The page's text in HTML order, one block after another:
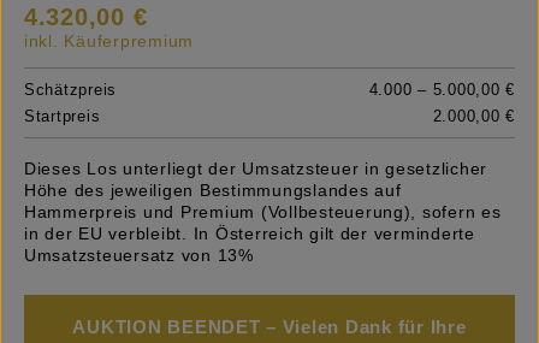
4.320,00 €
inkl. Käuferpremium
Schätzpreis
4.000 – 5.000,00 €
Startpreis
2.000,00 €
Dieses Los unterliegt der Umsatzsteuer in gesetzlicher
Höhe des jeweiligen Bestimmungslandes auf
Hammerpreis und Premium (Vollbesteuerung), sofern es
in der EU verbleibt. In Österreich gilt der verminderte
Umsatzsteuersatz von 13%
AUKTION BEENDET – Vielen Dank für Ihre